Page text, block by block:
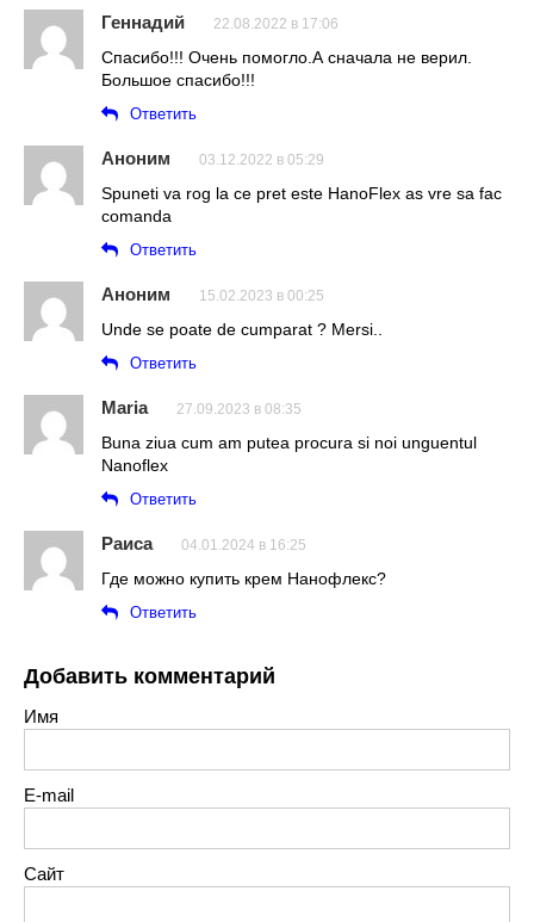
Геннадий 22.08.2022 в 17:06
Спасибо!!! Очень помогло.А сначала не верил.
Большое спасибо!!!
Ответить
Аноним 03.12.2022 в 05:29
Spuneti va rog la ce pret este HanoFlex as vre sa fac
comanda
Ответить
Аноним 15.02.2023 в 00:25
Unde se poate de cumparat ? Mersi..
Ответить
Maria 27.09.2023 в 08:35
Buna ziua cum am putea procura si noi unguentul
Nanoflex
Ответить
Раиса 04.01.2024 в 16:25
Где можно купить крем Нанофлекс?
Ответить
Добавить комментарий
Имя
E-mail
Сайт